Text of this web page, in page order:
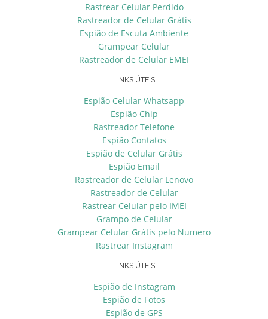
Rastrear Celular Perdido
Rastreador de Celular Grátis
Espião de Escuta Ambiente
Grampear Celular
Rastreador de Celular EMEI
LINKS ÚTEIS
Espião Celular Whatsapp
Espião Chip
Rastreador Telefone
Espião Contatos
Espião de Celular Grátis
Espião Email
Rastreador de Celular Lenovo
Rastreador de Celular
Rastrear Celular pelo IMEI
Grampo de Celular
Grampear Celular Grátis pelo Numero
Rastrear Instagram
LINKS ÚTEIS
Espião de Instagram
Espião de Fotos
Espião de GPS